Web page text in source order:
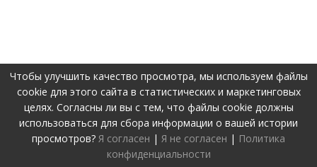
Чтобы улучшить качество просмотра, мы используем файлы
cookie для этого сайта в статистических и маркетинговых
целях. Согласны ли вы с тем, что файлы cookie должны
использоваться для сбора информации о вашей истории
просмотров? Я согласен | Я не согласен | Политика
конфиденциальности